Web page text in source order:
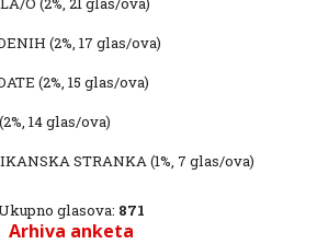
(2%, 17 glas/ova)
(2%, 15 glas/ova)
(2%, 14 glas/ova)
STRANKA(1%, 7 glas/ova)
glasova: 871
Arhiva anketa